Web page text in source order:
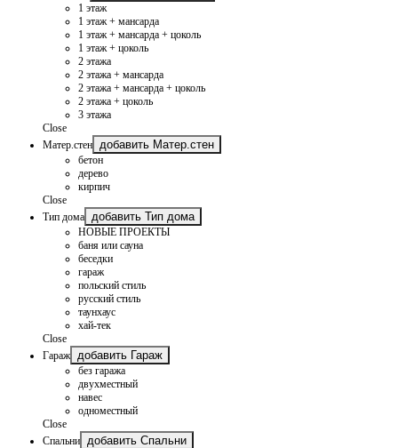
1 этаж
1 этаж + мансарда
1 этаж + мансарда + цоколь
1 этаж + цоколь
2 этажа
2 этажа + мансарда
2 этажа + мансарда + цоколь
2 этажа + цоколь
3 этажа
Close
Матер.стен
добавить Матер.стен
бетон
дерево
кирпич
Close
Тип дома
добавить Тип дома
НОВЫЕ ПРОЕКТЫ
баня или сауна
беседки
гараж
польский стиль
русский стиль
таунхаус
хай-тек
Close
Гараж
добавить Гараж
без гаража
двухместный
навес
одноместный
Close
Спальни
добавить Спальни